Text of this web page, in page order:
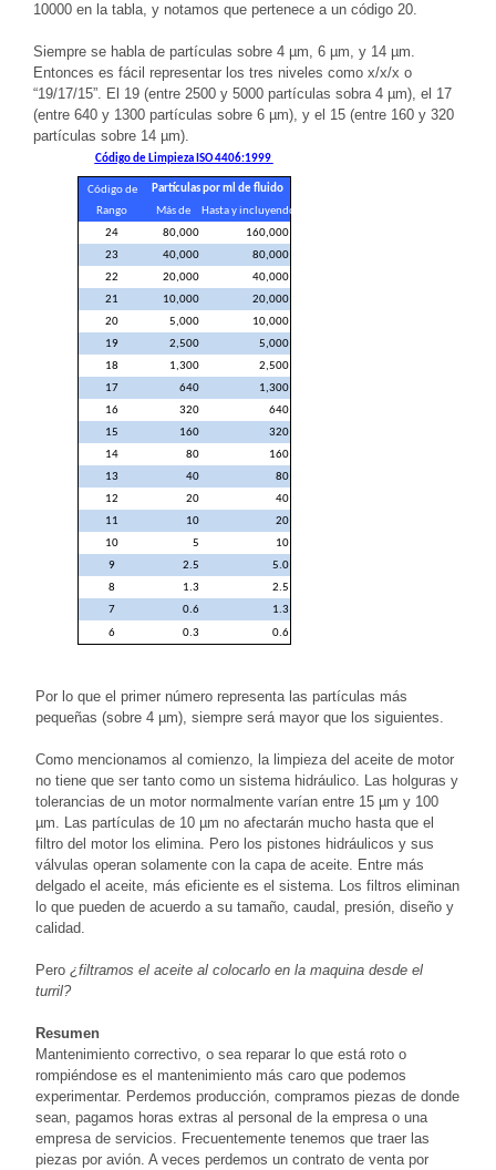
10000 en la tabla, y notamos que pertenece a un código 20.
Siempre se habla de partículas sobre 4 µm, 6 µm, y 14 µm.
Entonces es fácil representar los tres niveles como x/x/x o
“19/17/15”. El 19 (entre 2500 y 5000 partículas sobra 4 µm), el 17
(entre 640 y 1300 partículas sobre 6 µm), y el 15 (entre 160 y 320
partículas sobre 14 µm).
Código de Limpieza ISO 4406:1999
Código de
Rango
Partículas por ml de fluido
Más de
Hasta y incluyendo
24
80,000
160,000
23
40,000
80,000
22
20,000
40,000
21
10,000
20,000
20
5,000
10,000
19
2,500
5,000
18
1,300
2,500
17
640
1,300
16
320
640
15
160
320
14
80
160
13
40
80
12
20
40
11
10
20
10
5
10
9
2.5
5.0
8
1.3
2.5
7
0.6
1.3
6
0.3 0.6
Por lo que el primer número representa las partículas más
pequeñas (sobre 4 µm), siempre será mayor que los siguientes.
Como mencionamos al comienzo, la limpieza del aceite de motor
no tiene que ser tanto como un sistema hidráulico. Las holguras y
tolerancias de un motor normalmente varían entre 15 µm y 100
µm. Las partículas de 10 µm no afectarán mucho hasta que el
filtro del motor los elimina. Pero los pistones hidráulicos y sus
válvulas operan solamente con la capa de aceite. Entre más
delgado el aceite, más eficiente es el sistema. Los filtros eliminan
lo que pueden de acuerdo a su tamaño, caudal, presión, diseño y
calidad.
Pero ¿filtramos el aceite al colocarlo en la maquina desde el
turril?
Resumen
Mantenimiento correctivo, o sea reparar lo que está roto o
rompiéndose es el mantenimiento más caro que podemos
experimentar. Perdemos producción, compramos piezas de donde
sean, pagamos horas extras al personal de la empresa o una
empresa de servicios. Frecuentemente tenemos que traer las
piezas por avión. A veces perdemos un contrato de venta por